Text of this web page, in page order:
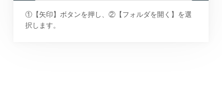
①【矢印】ボタンを押し、②【フォルダを開く】を選
択します。